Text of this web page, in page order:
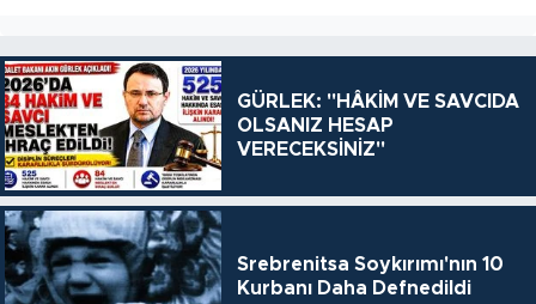
GÜRLEK: "HÂKİM VE SAVCIDA
OLSANIZ HESAP
VERECEKSİNİZ"
Srebrenitsa Soykırımı'nın 10
Kurbanı Daha Defnedildi